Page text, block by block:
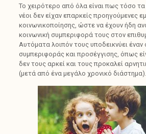
Το χειρότερο από όλα είναι πως τόσο τα
νέοι δεν είχαν επαρκείς προηγούμενες
κοινωνικοποίησης, ώστε να έχουν ήδη
κοινωνική συμπεριφορά τους στον
Αυτόματα λοιπόν τους υποδεικνύει
συμπεριφοράς και προσέγγισης, όπως
δεν τους αρκεί και τους προκαλεί
(μετά από ένα μεγάλο χρονικό διάστημα).